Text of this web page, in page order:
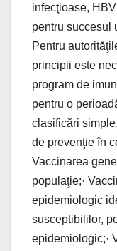
infecţioase,
pentru succesul
Pentru
principii este
program de
pentru o
clasificări
de prevenţie în
Vaccinarea
populaţie;·
epidemiologic
susceptibililor,
epidemiologic;·